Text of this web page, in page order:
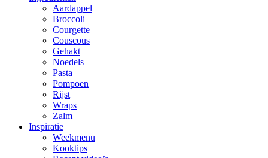
Aardappel
Broccoli
Courgette
Couscous
Gehakt
Noedels
Pasta
Pompoen
Rijst
Wraps
Zalm
Inspiratie
Weekmenu
Kooktips